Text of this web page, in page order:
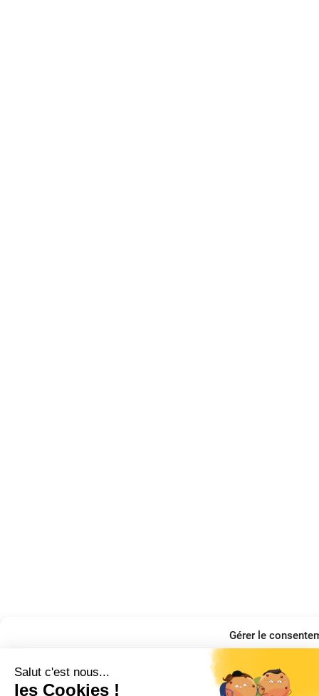
Gérer le
Pour offrir les meilleures expériences, nous utilisons des technologies telles
appareils. Le fait de consentir à ces technologies nous permettra de traiter
uniques sur ce site. Le fait de ne pas consentir ou de retirer son